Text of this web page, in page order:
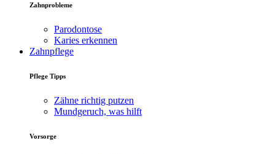
Zahnprobleme
Parodontose
Karies erkennen
Zahnpflege
Pflege Tipps
Zähne richtig putzen
Mundgeruch, was hilft
Vorsorge